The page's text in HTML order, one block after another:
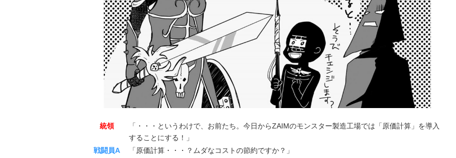
統領
「・・・というわけで、お前たち。今日からZAIMのモンスター製造工場では「原価計算」を導入
することにする！」
戦闘員A
「原価計算・・・？ムダなコストの節約ですか？」